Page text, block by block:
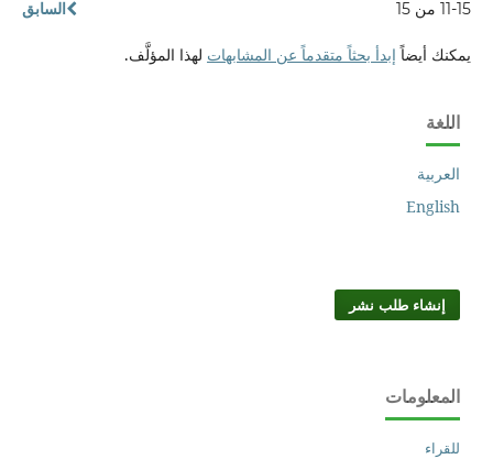
السابق 11-15 من 15
يمكنك أيضاً إبدأ بحثاً متقدماً عن المشابهات لهذا المؤلَّف.
اللغة
العربية
English
إنشاء طلب نشر
المعلومات
للقراء